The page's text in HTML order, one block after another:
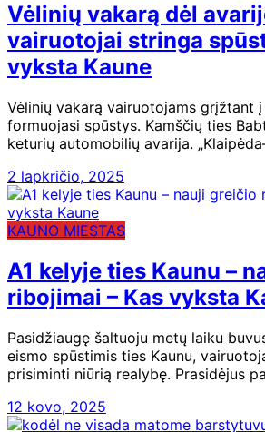
Vėlinių vakarą dėl
vairuotojai stringa
vyksta Kaune
Vėlinių vakarą vairuotojams grįžtant į
formuojasi spūstys. Kamščių ties
keturių automobilių avarija.
2 lapkričio, 2025
KAUNO MIESTAS
A1 kelyje ties Kaunu –
ribojimai – Kas vyksta
Pasidžiaugę šaltuoju metų laiku
eismo spūstimis ties Kaunu,
prisiminti niūrią realybę. Prasidėjus
12 kovo, 2025